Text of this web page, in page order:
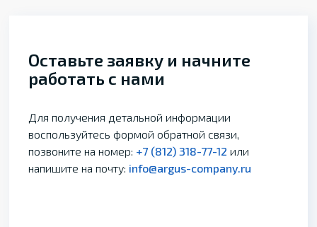
Оставьте заявку и начните
работать с нами
Для получения детальной информации
воспользуйтесь формой обратной связи,
позвоните на номер: +7 (812) 318-77-12 или
напишите на почту: info@argus-company.ru